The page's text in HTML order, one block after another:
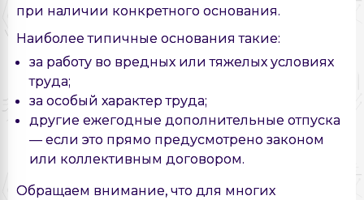
при наличии конкретного основания.
Наиболее типичные основания такие:
за работу во вредных или тяжелых условиях
труда;
за особый характер труда;
другие ежегодные дополнительные отпуска
— если это прямо предусмотрено законом
или коллективным договором.
Обращаем внимание, что для многих